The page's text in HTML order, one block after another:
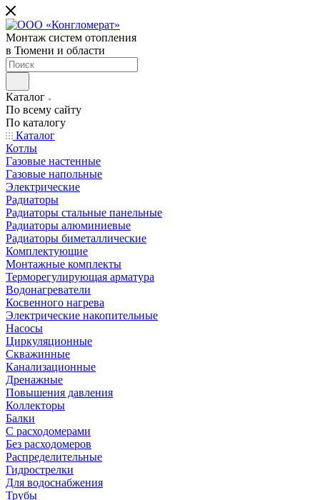
Монтаж систем отопления
в Тюмени и области
Каталог
По всему сайту
По каталогу
Каталог
Котлы
Газовые настенные
Газовые напольные
Электрические
Радиаторы
Радиаторы стальные панельные
Радиаторы алюминиевые
Радиаторы биметаллические
Комплектующие
Монтажные комплекты
Терморегулирующая арматура
Водонагреватели
Косвенного нагрева
Электрические накопительные
Насосы
Циркуляционные
Скважинные
Канализационные
Дренажные
Повышения давления
Коллекторы
Балки
С расходомерами
Без расходомеров
Распределительные
Гидрострелки
Для водоснабжения
Трубы